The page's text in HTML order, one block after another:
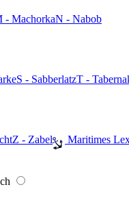
- MachorkaN - Nabob
S - SabberlatzT -
Z - Zabel Maritimes